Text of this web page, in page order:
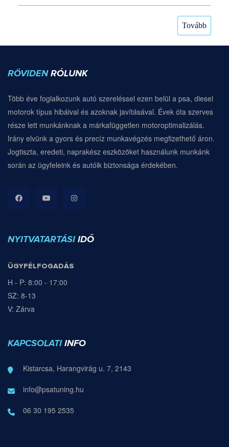
Tovább
RÖVIDEN RÓLUNK
Több éve foglalkozunk autó szereléssel ezen belül a psa, diesel
motorok típus hibáival és azoknak javításával. Évek óta szerves
része lett munkánknak a márkafüggetlen motoroptimalizálás.
Irány elvünk a gyors és precíz munkavégzés megfizethető áron.
Jogtiszta, eredeti, naprakész eszközöket használunk munkánk
során az ügyfeleink és autóik biztonsága érdekében.
NYITVATARTÁSI IDŐ
ÜGYFÉLFOGADÁS
H - P: 8:00 - 17:00
SZ: 8-13
V: Zárva
KAPCSOLATI INFO
Kistarcsa, Harangvirág u. 7, 2143
info@psatuning.hu
06 30 195 2535